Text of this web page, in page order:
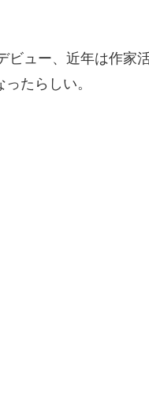
ビュー、近年は作家
たらしい。